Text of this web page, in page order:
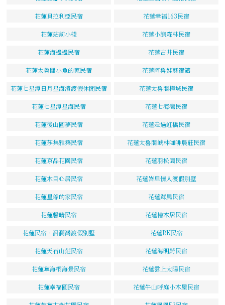
花蓮貝拉利亞民宿 花蓮幸福163民宿
花蓮站前小棧 花蓮小熊森林民宿
花蓮海邊邊民宿 花蓮古井民宿
花蓮太魯閣小魚的家民宿 花蓮阿魯娃藝宿館
花蓮七星潭日月星海濱渡假休閒民宿 花蓮太魯閣樺城民宿
花蓮七星潭星海民宿 花蓮七海灣民宿
花蓮後山圓夢民宿 花蓮走過虹橋民宿
花蓮莎集雅築民宿 花蓮太魯閣峽林咖啡農莊民宿
花蓮京品花園民宿 花蓮羽松園民宿
花蓮木目心居民宿 花蓮峇里情人渡假別墅
花蓮星爺的家民宿 花蓮踩風民宿
花蓮馨晴民宿 花蓮檜木居民宿
花蓮民宿‧洄瀾灣渡假別墅 花蓮RK民宿
花蓮天石山莊民宿 花蓮海明蔚民宿
花蓮草海桐海景民宿 花蓮雲上太陽民宿
花蓮幸福圓民宿 花蓮牛山呼庭小木屋民宿